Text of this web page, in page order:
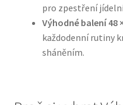
Pamlsky pro psy
Pelíšky pro psy
pro zpestření
Výhodné balení 48
každodenní rutiny
sháněním.